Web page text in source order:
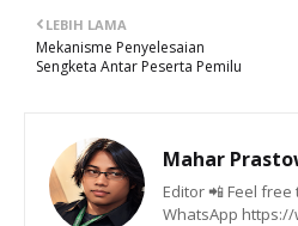
LEBIH LAMA
Mekanisme Penyelesaian
Sengketa Antar Peserta Pemilu
Mahar
Editor 📲 Feel
WhatsApp https://